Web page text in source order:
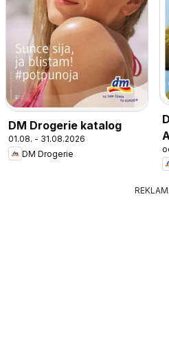
DM Drogerie katalog
01.08. - 31.08.2026
DM Drogerie